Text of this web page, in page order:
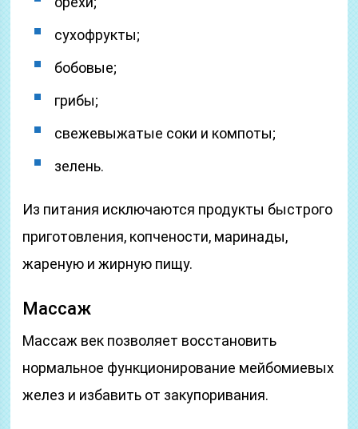
сухофрукты;
бобовые;
грибы;
свежевыжатые соки и компоты;
зелень.
Из питания исключаются продукты быстрого
приготовления, копчености, маринады,
жареную и жирную пищу.
Массаж
Массаж век позволяет восстановить
нормальное функционирование мейбомиевых
желез и избавить от закупоривания.